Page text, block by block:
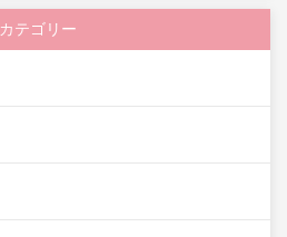
カテゴリー